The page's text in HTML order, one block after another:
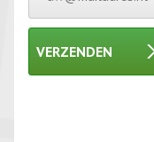
VERZENDEN